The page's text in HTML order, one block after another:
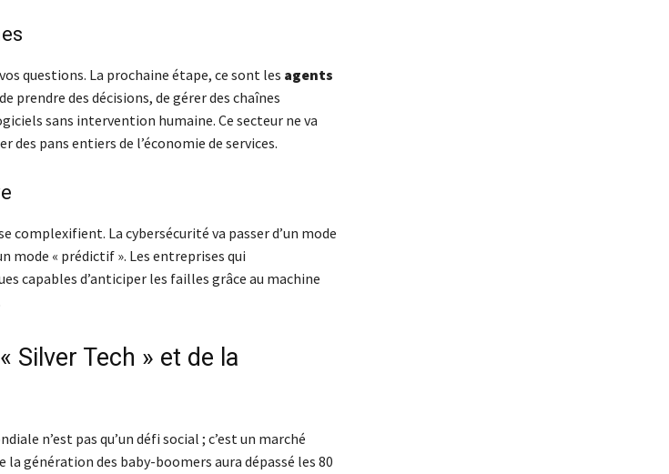
questions. La prochaine étape, ce sont les agents
prendre des décisions, de gérer des chaînes
sans intervention humaine. Ce secteur ne va
des pans entiers de l’économie de services.
complexifient. La cybersécurité va passer d’un mode
mode « prédictif ». Les entreprises qui
capables d’anticiper les failles grâce au machine
Silver Tech » et de la
n’est pas qu’un défi social ; c’est un marché
la génération des baby-boomers aura dépassé les 80